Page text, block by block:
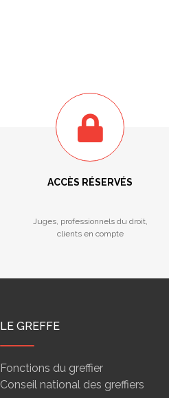
ACCÈS RÉSERVÉS
Juges, professionnels du droit,
clients en compte
LE GREFFE
Fonctions du greffier
Conseil national des greffiers